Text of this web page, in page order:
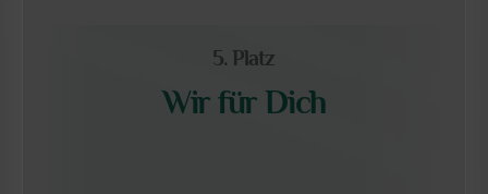
5. Platz
Wir für Dich